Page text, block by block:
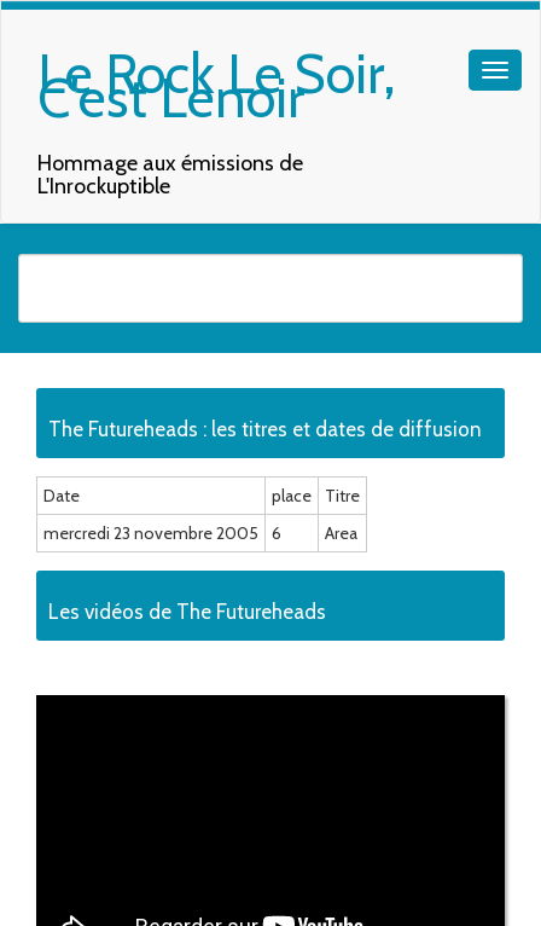
Le Rock Le Soir,
C'est Lenoir
Hommage aux émissions de
L'Inrockuptible
The Futureheads : les titres et dates de diffusion
Date place
Titre
mercredi 23 novembre 2005
6 Area
Les vidéos de The Futureheads